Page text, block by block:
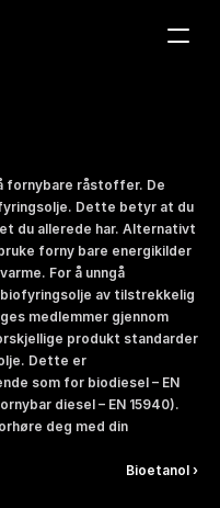
fornybare råstoffer. De
Dette betyr at du
du allerede har. Alternativt
forny bare energikilder
For å unngå
av tilstrekkelig
medlemmer gjennom
produkt standarder
Dette er
som for biodiesel – EN
diesel – EN 15940).
deg med din
Bioetanol ›